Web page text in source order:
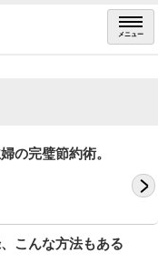
メニュー
の完璧節約術。
こんな方法もある